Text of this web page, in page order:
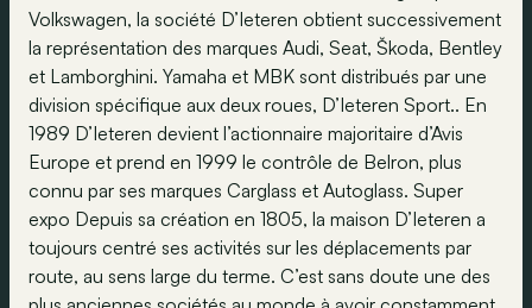
Volkswagen, la société D’Ieteren obtient successivement
la représentation des marques Audi, Seat, Škoda, Bentley
et Lamborghini. Yamaha et MBK sont distribués par une
division spécifique aux deux roues, D’Ieteren Sport.. En
1989 D’Ieteren devient l’actionnaire majoritaire d’Avis
Europe et prend en 1999 le contrôle de Belron, plus
connu par ses marques Carglass et Autoglass. Super
expo Depuis sa création en 1805, la maison D’Ieteren a
toujours centré ses activités sur les déplacements par
route, au sens large du terme. C’est sans doute une des